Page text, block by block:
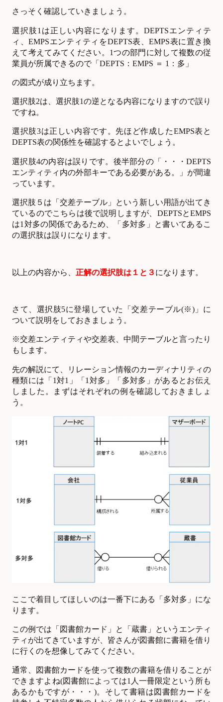
さっそく確認していきましょう。
選択肢1は正しい内容になります。DEPTSエンティテ
ィ、EMPSエンティティをDEPTS表、EMPS表に置き換
えて考えてみてください。1つの部門に対して複数の従
業員が所属できるので「DEPTS：EMPS ＝ 1：多」
の図式が成り立ちます。
選択肢2は、選択肢1の逆となる内容になりますので誤り
ですね。
選択肢3は正しい内容です。先ほど作成したEMPS表と
DEPTS表の関係性を確認するとよいでしょう。
選択肢4の内容は誤りです。後半部分の「・・・DEPTS
エンティティ内の外部キーである必要がある。」が間違
っています。
選択肢５は「交差テーブル」という新しい用語が出てき
ているのでこちらは後で説明しますが、DEPTSとEMPS
は1対多の関係であるため、「多対多」と書いてあるこ
の選択肢は誤りになります。
以上の内容から、 正解の選択肢は１と３ になります。
さて、選択肢5に登場していた「交差テーブル(※)」に
ついて説明をしておきましょう。
※交差エンティティや交差表、中間テーブルと言ったり
もします。
先の解説にて、
リレーション情報のカーディナリティの
種類には「1対1」「1対多」「多対多」があるとお伝え
しました。まずはそれぞれの例を確認しておきましょ
う。
ここで着目してほしいのは一番下にある「多対多」にな
ります。
この例では「図書館カード」と「蔵書」というエンティ
ティが出てきていますが、皆さんが図書館に書籍を借り
に行くのを想像してみてください。
通常、図書館カードを使って複数の書籍を借りることが
できますよね(図書館によっては1人一冊限定という所も
あるかもですが・・・)。そして書籍は図書館カードを